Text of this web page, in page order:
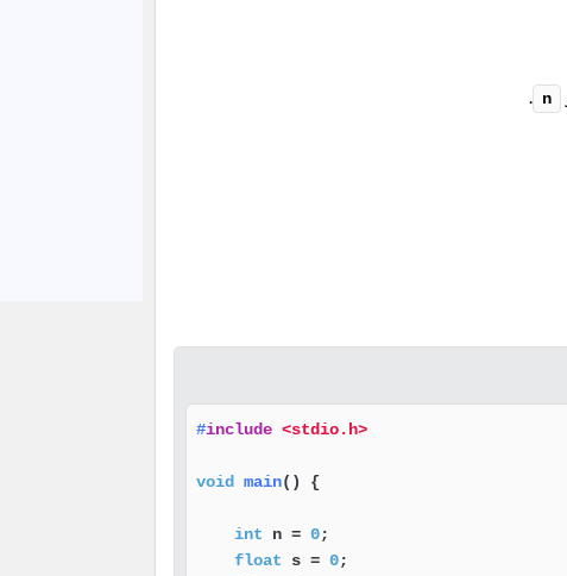
n
.
#include <stdio.h>
void main() {
int n = 0;
float s = 0;